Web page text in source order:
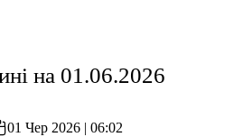
на 01.06.2026
01 Чер 2026 | 06:02